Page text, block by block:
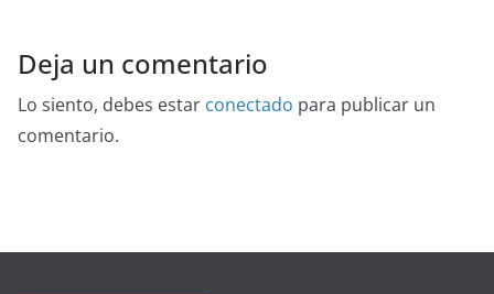
Deja un comentario
Lo siento, debes estar conectado para publicar un
comentario.